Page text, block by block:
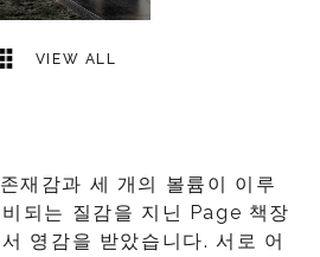
VIEW ALL
재감과 세 개의 볼륨이 이루
되는 질감을 지닌 Page 책장
영감을 받았습니다. 서로 어